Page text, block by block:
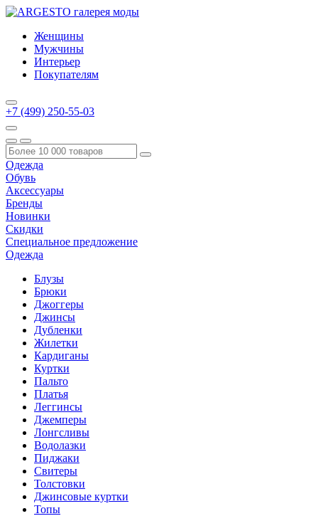
Женщины
Мужчины
Интерьер
Покупателям
+7 (499) 250-55-03
Одежда
Обувь
Аксессуары
Бренды
Новинки
Скидки
Специальное предложение
Одежда
Блузы
Брюки
Джоггеры
Джинсы
Дубленки
Жилетки
Кардиганы
Куртки
Пальто
Платья
Леггинсы
Джемперы
Лонгсливы
Водолазки
Пиджаки
Свитеры
Толстовки
Джинсовые куртки
Топы